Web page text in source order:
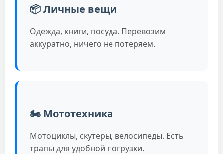
📦 Личные вещи
Одежда, книги, посуда. Перевозим
аккуратно, ничего не потеряем.
🏍️ Мототехника
Мотоциклы, скутеры, велосипеды. Есть
трапы для удобной погрузки.